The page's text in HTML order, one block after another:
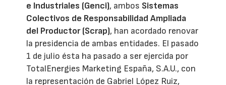
e Industriales (Genci), ambos Sistemas
Colectivos de Responsabilidad Ampliada
del Productor (Scrap), han acordado renovar
la presidencia de ambas entidades. El pasado
1 de julio ésta ha pasado a ser ejercida por
TotalEnergies Marketing España, S.A.U., con
la representación de Gabriel López Ruiz,